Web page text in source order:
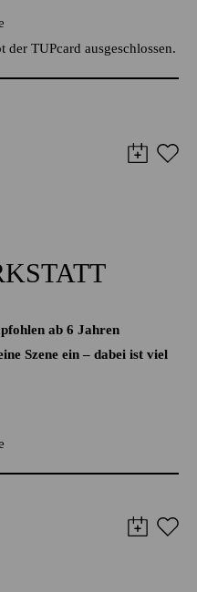
TUPcard ausgeschlossen.
ab 6 Jahren
Szene ein – dabei ist viel